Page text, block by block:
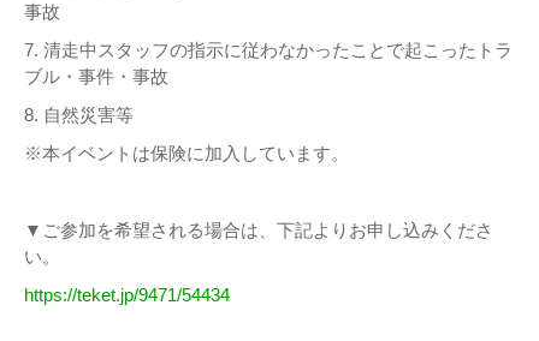
事故
7. 清走中スタッフの指示に従わなかったことで起こったトラ
ブル・事件・事故
8. 自然災害等
※本イベントは保険に加入しています。
▼ご参加を希望される場合は、下記よりお申し込みくださ
い。
https://teket.jp/9471/54434